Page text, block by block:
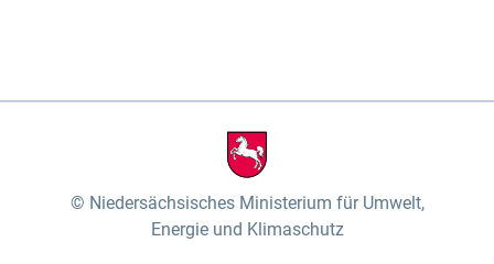
Niedersächsisches Ministerium für Umwelt,
Energie und Klimaschutz